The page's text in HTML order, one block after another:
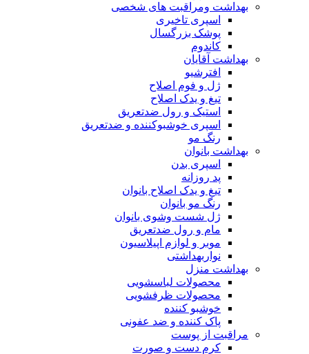
بهداشت ومراقبت های شخصی
اسپری تاخیری
پوشک بزرگسال
کاندوم
بهداشت آقایان
افترشیو
ژل و فوم اصلاح
تیغ و یدک اصلاح
استیک و رول ضدتعریق
اسپری خوشبوکننده و ضدتعریق
رنگ مو
بهداشت بانوان
اسپری بدن
پد روزانه
تیغ و یدک اصلاح بانوان
رنگ مو بانوان
ژل شست وشوی بانوان
مام و رول ضدتعریق
موبر و لوازم اپیلاسیون
نواربهداشتی
بهداشت منزل
محصولات لباسشویی
محصولات ظرفشویی
خوشبو کننده
پاک کننده و ضد عفونی
مراقبت از پوست
کرم دست و صورت